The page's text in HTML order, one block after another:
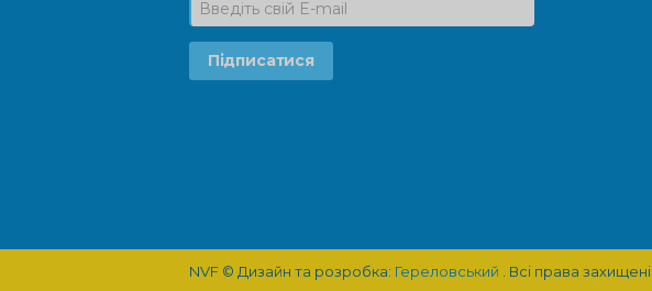
NVF © Дизайн та розробка: Гереловський Всі права захищені.